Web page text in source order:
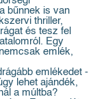
bűnnek is van
thriller,
és tesz fel
Egy
emlék,
emlékedet -
lehet ajándék,
a múltba?